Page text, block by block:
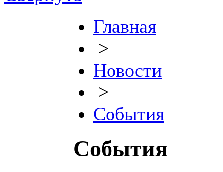
Главная
>
Новости
>
События
События